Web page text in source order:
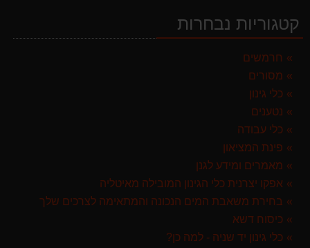
589.00 ₪
299.00 ₪
מברג נטען היברו HYBRO H300
179.00 ₪
קטגוריות נבחרות
חרמשים
מסורים
כלי גינון
נטענים
כלי עבודה
פינת המציאון
מאמרים ומידע לגנן
אפקו יצרנית כלי הגינון המובילה מאיטליה
בחירת משאבת המים הנכונה והמתאימה לצרכים שלך
כיסוח דשא
כלי גינון יד שניה - למה כן?